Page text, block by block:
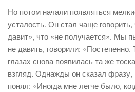
Но потом начали появляться
усталость. Он стал чаще говорить,
давит», что «не получается». Мы
не давить, говорили: «Постепенно.
глазах снова появилась та же
взгляд. Однажды он сказал фразу,
понял: «Иногда мне легче было,